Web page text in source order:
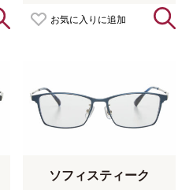
お気に入りに追加
ソフィスティーク